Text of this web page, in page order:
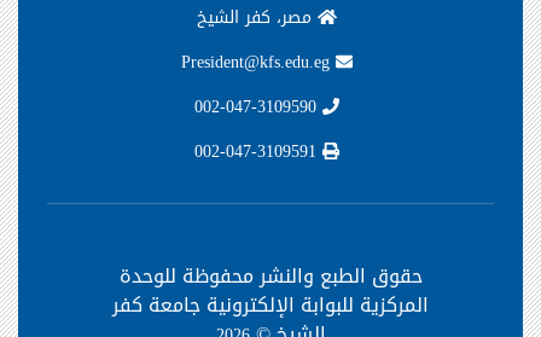
مصر، كفر الشيخ
حقوق الطبع والنشر محفوظة للوحدة
المركزية للبوابة الإلكترونية جامعة كفر